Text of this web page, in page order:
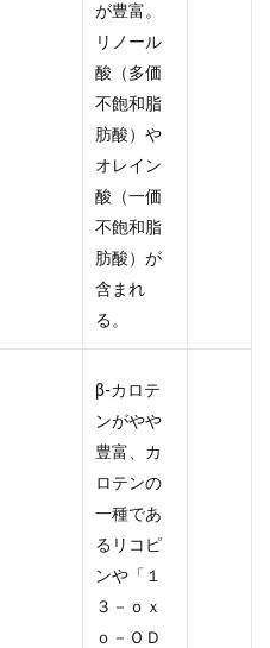
が豊富。
リノール
酸（多価
不飽和脂
肪酸）や
オレイン
酸（一価
不飽和脂
肪酸）が
含まれ
る。
β-カロテ
ンがやや
豊富、カ
ロテンの
一種であ
るリコピ
ンや「１
３－ｏｘ
ｏ－ＯＤ